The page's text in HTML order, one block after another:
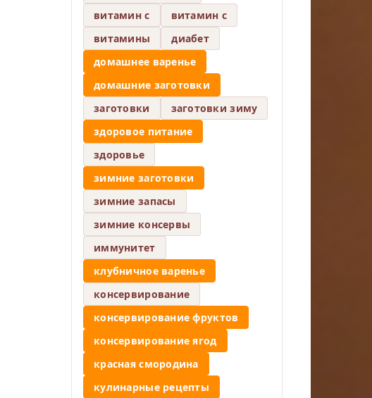
витамин c
витамин с
витамины
диабет
домашнее варенье
домашние заготовки
заготовки
заготовки зиму
здоровое питание
здоровье
зимние заготовки
зимние запасы
зимние консервы
иммунитет
клубничное варенье
консервирование
консервирование фруктов
консервирование ягод
красная смородина
кулинарные рецепты